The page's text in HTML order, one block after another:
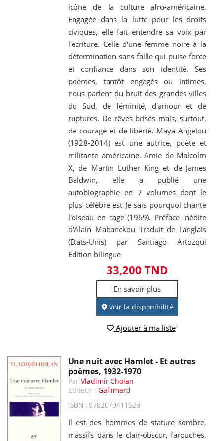
icône de la culture afro-américaine.
Engagée dans la lutte pour les droits
civiques, elle fait entendre sa voix par
l'écriture. Celle d'une femme noire à la
détermination sans faille qui puise force
et confiance dans son identité. Ses
poèmes, tantôt engagés ou intimes,
nous parlent du bruit des grandes villes
du Sud, de féminité, d'amour et de
ruptures. De rêves brisés mais, surtout,
de courage et de liberté. Maya Angelou
(1928-2014) est une autrice, poète et
militante américaine. Amie de Malcolm
X, de Martin Luther King et de James
Baldwin, elle a publié une
autobiographie en 7 volumes dont le
plus célèbre est Je sais pourquoi chante
l'oiseau en cage (1969). Préface inédite
d'Alain Mabanckou Traduit de l'anglais
(Etats-Unis) par Santiago Artozqui
Edition bilingue
33,200 TND
En savoir plus
Voir la disponibilité
Ajouter à ma liste
Une nuit avec Hamlet - Et autres
poèmes, 1932-1970
ParVladimír Cholan
Editeur :Gallimard
ISBN : 9782070411528
Il est des hommes de stature sombre,
massifs dans le clair-obscur, farouches,